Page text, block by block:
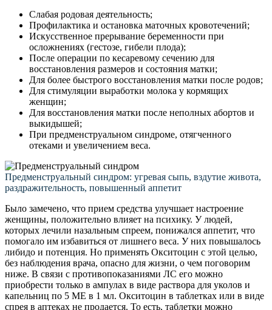
Слабая родовая деятельность;
Профилактика и остановка маточных кровотечений;
Искусственное прерывание беременности при
осложнениях (гестозе, гибели плода);
После операции по кесаревому сечению для
восстановления размеров и состояния матки;
Для более быстрого восстановления матки после родов;
Для стимуляции выработки молока у кормящих
женщин;
Для восстановления матки после неполных абортов и
выкидышей;
При предменструальном синдроме, отягченного
отеками и увеличением веса.
Предменструальный синдром: угревая сыпь, вздутие живота,
раздражительность, повышенный аппетит
Было замечено, что прием средства улучшает настроение
женщины, положительно влияет на психику. У людей,
которых лечили назальным спреем, понижался аппетит, что
помогало им избавиться от лишнего веса. У них повышалось
либидо и потенция. Но применять Окситоцин с этой целью,
без наблюдения врача, опасно для жизни, о чем поговорим
ниже. В связи с противопоказаниями ЛС его можно
приобрести только в ампулах в виде раствора для уколов и
капельниц по 5 МЕ в 1 мл. Окситоцин в таблетках или в виде
спрея в аптеках не продается. То есть, таблетки можно